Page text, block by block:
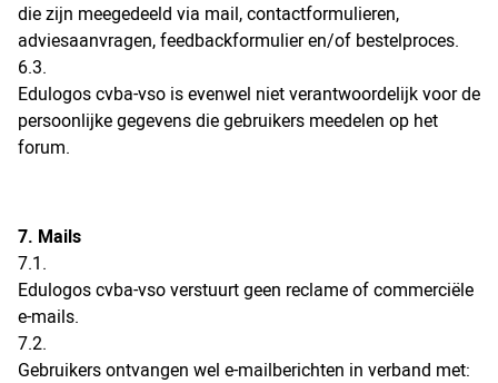
die zijn meegedeeld via mail, contactformulieren,
adviesaanvragen, feedbackformulier en/of bestelproces.
6.3.
Edulogos cvba-vso is evenwel niet verantwoordelijk voor de
persoonlijke gegevens die gebruikers meedelen op het
forum.
7. Mails
7.1.
Edulogos cvba-vso verstuurt geen reclame of commerciële
e-mails.
7.2.
Gebruikers ontvangen wel e-mailberichten in verband met: